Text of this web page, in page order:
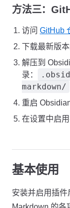
方法三：
访问 GitHub
下载最新版
解压到
录：
markdown/
重启
在设置中启
基本使用
安装并启用插